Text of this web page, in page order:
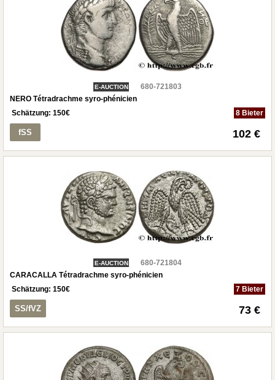
E-AUCTION
680-721803
NERO Tétradrachme syro-phénicien
Schätzung: 150€ 8 Bieter
fSS 102 €
E-AUCTION
680-721804
CARACALLA Tétradrachme syro-phénicien
Schätzung: 150€ 7 Bieter
SS/fVZ 73 €